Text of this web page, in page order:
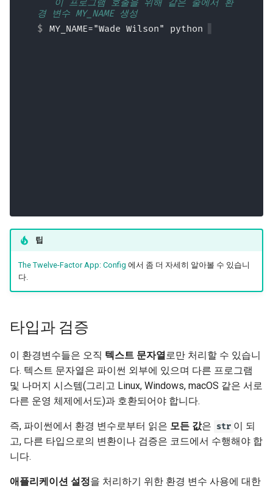
💬 이 프로그램 호출을 위해 같은 줄에서 환
경 변수 MY_NAME 생성
MY_NAME="Wade Wilson" python
팁
The Twelve-Factor App: Config 에서 좀 더 자세히 알아볼 수 있습니
다.
타입과 검증
이 환경변수들은 오직 텍스트 문자열 로만 처리할 수 있습니
다. 텍스트 문자열은 파이썬 외부에 있으며 다른 프로그램
및 나머지 시스템(그리고 Linux, Windows, macOS 같은 서로
다른 운영 체제에서도)과 호환되어야 합니다.
즉, 파이썬에서 환경 변수로부터 읽은 모든 값은 str 이 되
고, 다른 타입으로의 변환이나 검증은 코드에서 수행해야 합
니다.
애플리케이션 설정을 처리하기 위한 환경 변수 사용에 대한